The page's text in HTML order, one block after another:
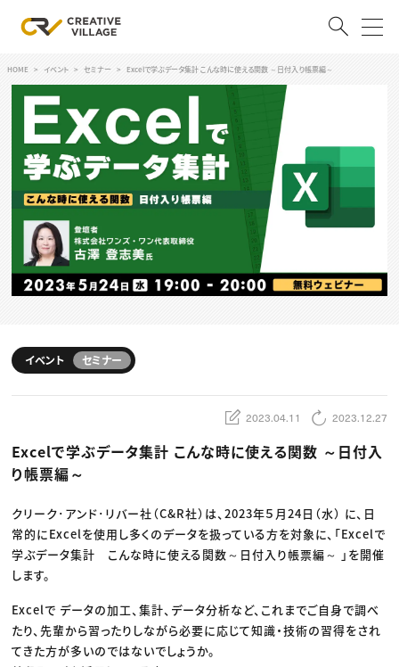
ログイン 会員登録
RECRUIT
クリエイター求人を探す
CREATIVE JOB求人検索
特集求人
採用説明会
転職支援サービス
CONTENTS
スキルアップしたい！ トップ
デザイン
動画配信・映像制作
ディレクション
業界解説・キャリア事情
お役立ち基礎知識
TOP Creator’s コラム
ゲームクリエイター
映像クリエイター
マーケッター
C＆R Magazine
ニュース・トレンド
Web
映像
ゲーム・エンタメ
広告
出版
CREATIVE VILLAGEからのお知らせ
プロフェッショナル×つながる×メディア
HOME イベント セミナー Excelで学ぶデータ集計 こんな時に使える関数 ～日付入り帳票編～
イベント セミナー
2023.04.11 2023.12.27
Excelで学ぶデータ集計 こんな時に使える関数 ～日付入
り帳票編～
クリーク･アンド･リバー社（C&R社）は、2023年５月24日（水） に、日
常的にExcelを使用し多くのデータを扱っている方を対象に、「Excelで
学ぶデータ集計 こんな時に使える関数～日付入り帳票編～ 」を開催
します。
Excelで データの加工、集計、データ分析など、これまでご自身で調べ
たり、先輩から習ったりしながら必要に応じて知識・技術の習得をされ
てきた方が多いのではないでしょうか。